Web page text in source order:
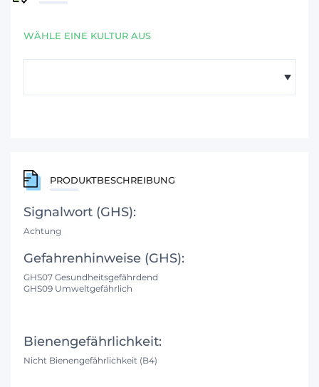
WÄHLE EINE KULTUR AUS
PRODUKTBESCHREIBUNG
Signalwort (GHS):
Achtung
Gefahrenhinweise (GHS):
GHS07 Gesundheitsgefährdend
GHS09 Umweltgefährlich
Bienengefährlichkeit:
Nicht Bienengefährlichkeit (B4)